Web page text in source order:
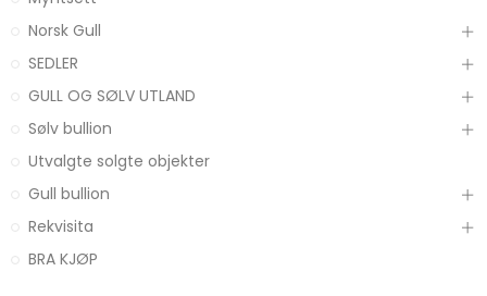
Norsk Gull
SEDLER
GULL OG SØLV UTLAND
Sølv bullion
Utvalgte solgte objekter
Gull bullion
Rekvisita
BRA KJØP